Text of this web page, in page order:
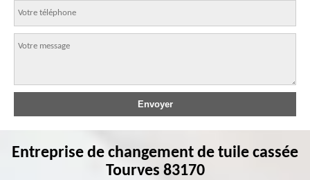
Entreprise de changement de tuile cassée
Tourves 83170